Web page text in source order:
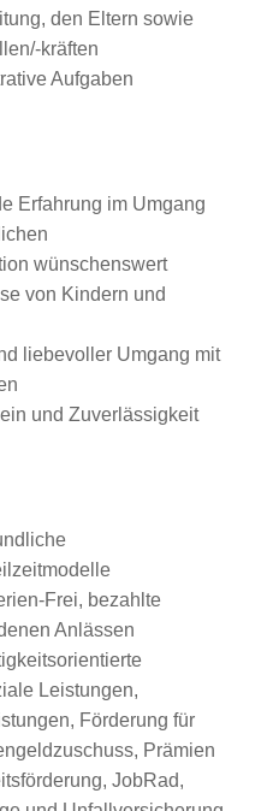
den Eltern sowie
kräften
Aufgaben
Erfahrung im Umgang
wünschenswert
von Kindern und
liebevoller Umgang mit
und Zuverlässigkeit
Frei, bezahlte
Anlässen
Leistungen,
Förderung für
Prämien
JobRad,